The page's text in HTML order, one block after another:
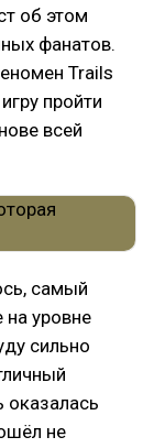
об этом
фанатов.
Trails
пройти
всей
самый
на уровне
сильно
не